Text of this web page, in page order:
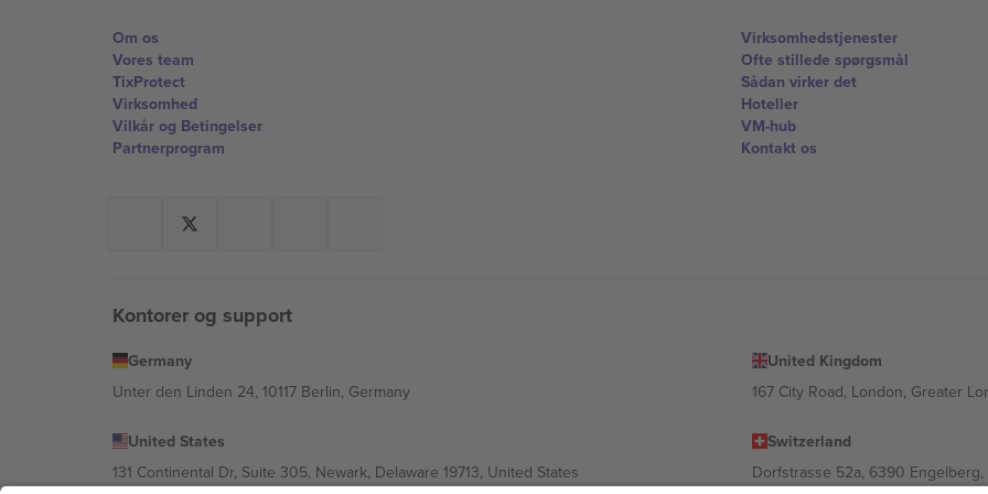
Om os
Vores team
TixProtect
Virksomhed
Vilkår og Betingelser
Partnerprogram
Virksomhedstjenester
Ofte stillede spørgsmål
Sådan virker det
Hoteller
VM-hub
Kontakt os
Kontorer og support
Germany
Unter den Linden 24, 10117 Berlin, Germany
United Kingdom
167 City Road, London, Greater
United States
131 Continental Dr, Suite 305, Newark, Delaware 19713, United States
Switzerland
Dorfstrasse 52a, 6390 Engelberg,